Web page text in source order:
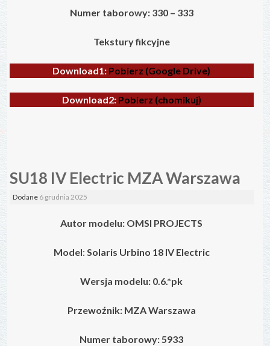
Numer taborowy: 330 – 333
Tekstury fikcyjne
Download1: Pobierz (Google Drive)
Download2: Pobierz (chomikuj)
SU18 IV Electric MZA Warszawa
Dodane 6 grudnia 2025
Autor modelu: OMSI PROJECTS
Model: Solaris Urbino 18 IV Electric
Wersja modelu: 0.6.*pk
Przewoźnik: MZA Warszawa
Numer taborowy: 5933